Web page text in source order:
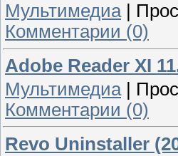
Мультимедиа|
Комментарии (0)
Adobe Reader XI
Мультимедиа|
Комментарии (0)
Revo Uninstaller